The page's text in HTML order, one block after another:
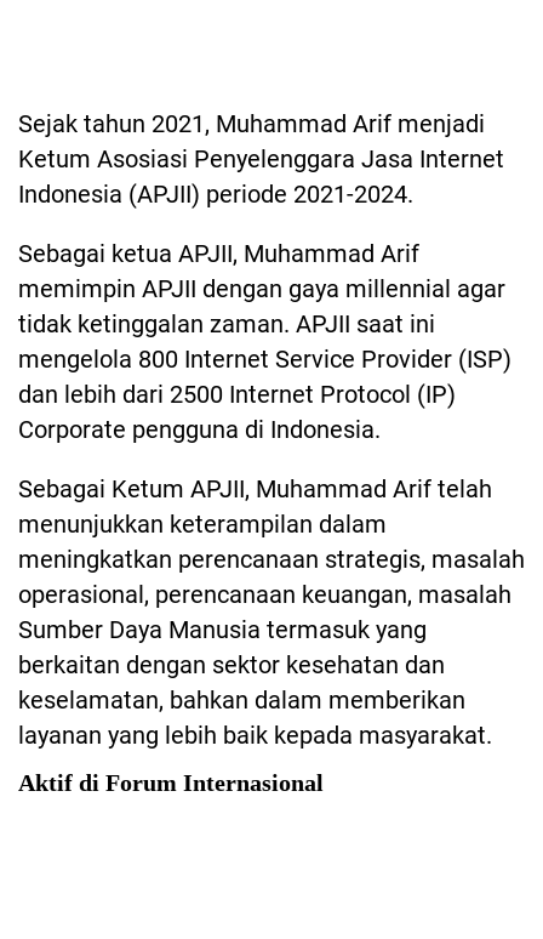
Sejak tahun 2021, Muhammad Arif menjadi
Ketum Asosiasi Penyelenggara Jasa Internet
Indonesia (APJII) periode 2021-2024.
Sebagai ketua APJII, Muhammad Arif
memimpin APJII dengan gaya millennial agar
tidak ketinggalan zaman. APJII saat ini
mengelola 800 Internet Service Provider (ISP)
dan lebih dari 2500 Internet Protocol (IP)
Corporate pengguna di Indonesia.
Sebagai Ketum APJII, Muhammad Arif telah
menunjukkan keterampilan dalam
meningkatkan perencanaan strategis, masalah
operasional, perencanaan keuangan, masalah
Sumber Daya Manusia termasuk yang
berkaitan dengan sektor kesehatan dan
keselamatan, bahkan dalam memberikan
layanan yang lebih baik kepada masyarakat.
Aktif di Forum Internasional